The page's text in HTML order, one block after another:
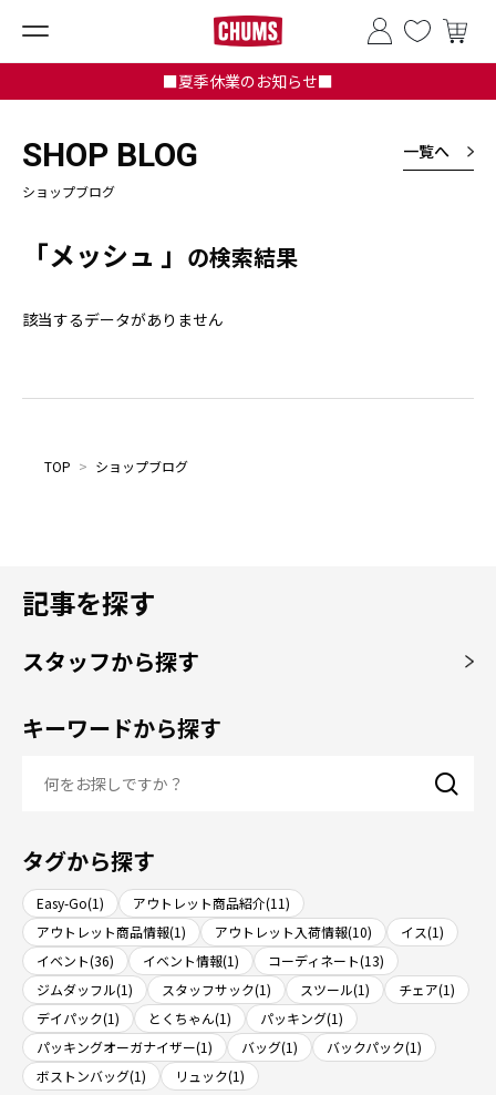
■夏季休業のお知らせ■
SHOP BLOG
ショップブログ
一覧へ
「メッシュ 」 の検索結果
該当するデータがありません
TOP > ショップブログ
記事を探す
スタッフから探す
キーワードから探す
タグから探す
Easy-Go(1)
アウトレット商品紹介(11)
アウトレット商品情報(1)
アウトレット入荷情報(10)
イス(1)
イベント(36)
イベント情報(1)
コーディネート(13)
ジムダッフル(1)
スタッフサック(1) スツール(1)
チェア(1)
デイパック(1)
とくちゃん(1)
パッキング(1)
パッキングオーガナイザー(1)
バッグ(1)
バックパック(1)
ボストンバッグ(1)
リュック(1)